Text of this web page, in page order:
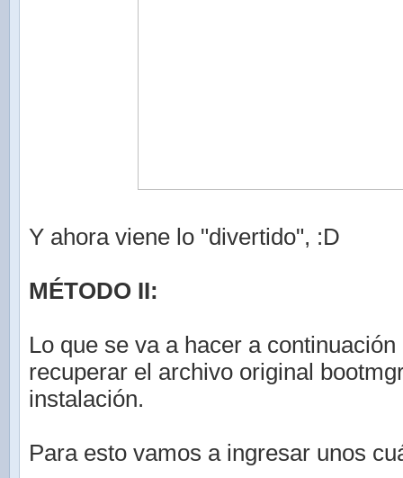
Y ahora viene lo "divertido", :D
MÉTODO II:
Lo que se va a hacer a
recuperar el archivo original
instalación.
Para esto vamos a ingresar unos